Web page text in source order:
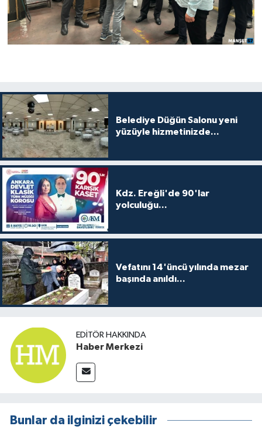
Belediye Düğün Salonu yeni
yüzüyle hizmetinizde...
Kdz. Ereğli'de 90'lar
yolculuğu...
Vefatını 14'üncü yılında mezar
başında anıldı...
EDITÖR HAKKINDA
Haber Merkezi
Bunlar da ilginizi çekebilir